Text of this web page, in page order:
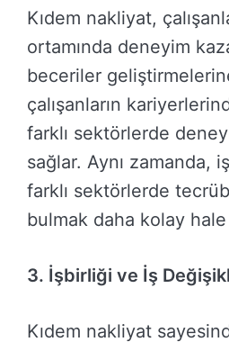
Kıdem nakliyat,
ortamında deneyim
beceriler
çalışanların
farklı sektörlerde
sağlar. Aynı zamanda,
farklı sektörlerde
bulmak daha kolay
3. İşbirliği ve İş
Kıdem nakliyat